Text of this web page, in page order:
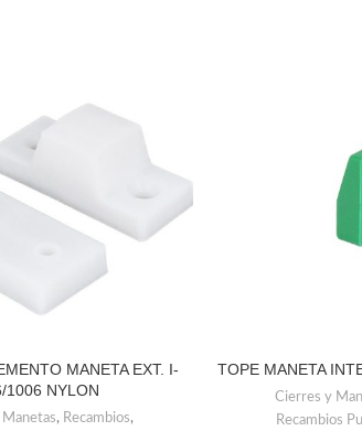
MANETA EXT. I-
1006 NYLON
, Recambios,
TOPE MANETA
Cierres y
Recambios